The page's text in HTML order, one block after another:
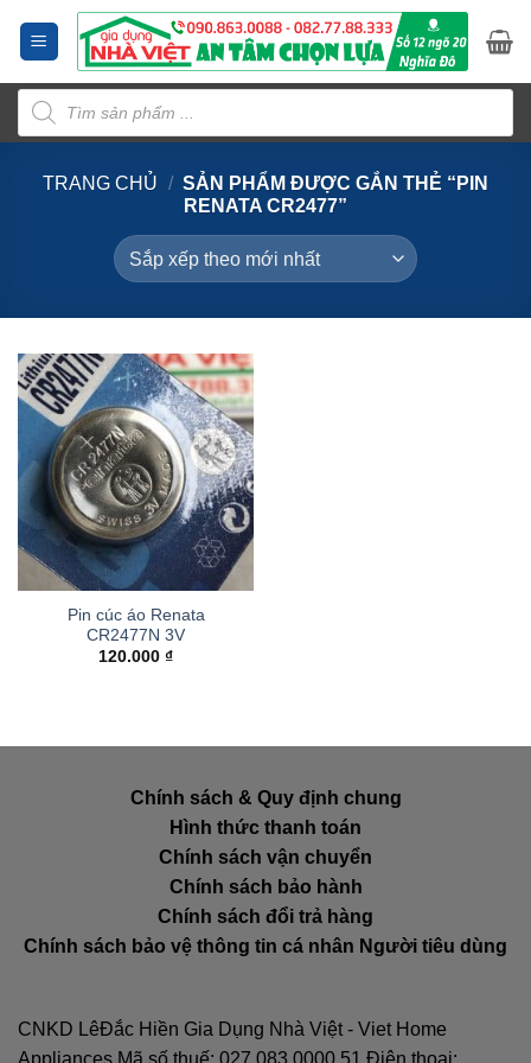
dung
Tìm
kiếm
sản
phẩm
TRANG CHỦ / SẢN PHẨM ĐƯỢC GẮN THẺ “PIN
RENATA CR2477”
Pin cúc áo Renata
CR2477N 3V
120.000 ₫
Chính sách & Quy định chung
Hình thức thanh toán
Chính sách vận chuyển
Chính sách bảo hành
Chính sách đổi trả hàng
Chính sách bảo vệ thông tin cá nhân Người tiêu dùng
CNKD LêĐắc Hiền Gia Dụng Nhà Việt - Viet Home
Appliances Mã số thuế: 027.083.0000.51 Điện thoại: